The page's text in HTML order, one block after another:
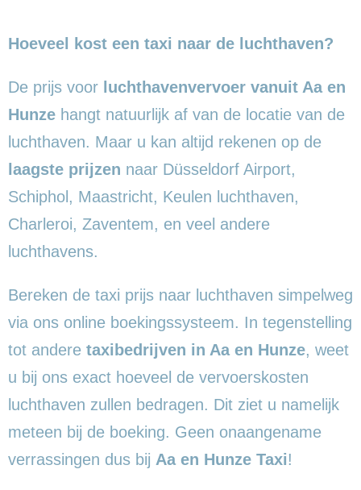
Hoeveel kost een taxi naar de luchthaven?
De prijs voor luchthavenvervoer vanuit Aa en
Hunze hangt natuurlijk af van de locatie van de
luchthaven. Maar u kan altijd rekenen op de
laagste prijzen naar Düsseldorf Airport,
Schiphol, Maastricht, Keulen luchthaven,
Charleroi, Zaventem, en veel andere
luchthavens.
Bereken de taxi prijs naar luchthaven simpelweg
via ons online boekingssysteem. In tegenstelling
tot andere taxibedrijven in Aa en Hunze, weet
u bij ons exact hoeveel de vervoerskosten
luchthaven zullen bedragen. Dit ziet u namelijk
meteen bij de boeking. Geen onaangename
verrassingen dus bij Aa en Hunze Taxi!